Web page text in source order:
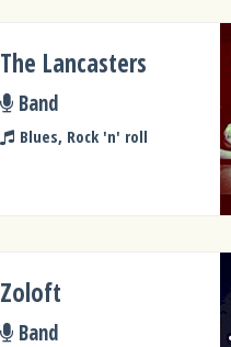
The Lancasters
Band
Blues, Rock 'n' roll
Zoloft
Band